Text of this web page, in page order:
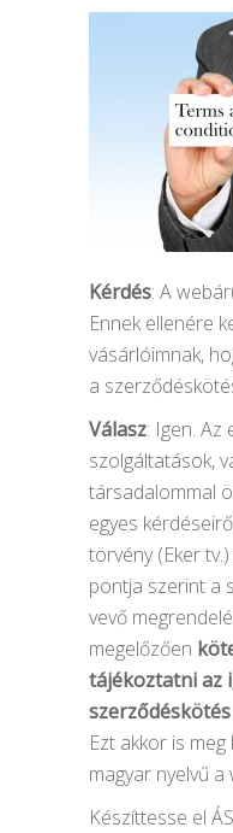
Kérdés: A
Ennek ellenére
vásárlóimnak,
a
Válasz: Igen. Az
szolgáltatások,
társadalommal
egyes
törvény (Eker
pontja szerint a
vevő
megelőzően
tájékoztatni az
Ezt akkor is
magyar nyelvű a
Készíttesse el